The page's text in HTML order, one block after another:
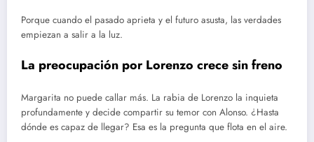
Porque cuando el pasado aprieta y el futuro asusta, las verdades
empiezan a salir a la luz.
La preocupación por Lorenzo crece sin freno
Margarita no puede callar más. La rabia de Lorenzo la inquieta
profundamente y decide compartir su temor con Alonso. ¿Hasta
dónde es capaz de llegar? Esa es la pregunta que flota en el aire.